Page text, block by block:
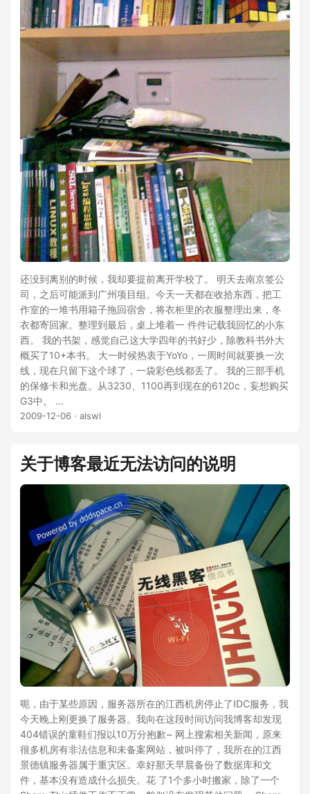
还没到离别的时候，我却要提前离开学校了。 明天去南京签公
司，之后可能派到广州项目组。今天一天都在收拾东西，把工
作室的一堆书用箱子拖回宿舍，将衣柜里的衣服整理出来，冬
衣都寄回家。整理到最后，桌上堆着一 件件记载我回忆的小东
西。 我的书架，感觉自己这大学四年的书好少，除教科书外大
概买了10+本书。 大一时候热衷于YoYo，一周时间就要换一次
线，现在只留下这个球了，一袋彩色线都丢了。 我的三部手机
的保修卡和光盘。从3230、1100再到现在的6120c，妄想购买
G3中。 ...
2009-12-06 · alswl
关于博客最近无法访问的说明
呃，由于某些原因，服务器所在的江西机房停止了IDC服务，我
今天晚上刚更换了服务器。我向在这段时间访问我博客却发现
404错误的童鞋们报以10万分抱歉~ 网上搜索相关新闻，原来
很多机房有非法信息和未备案网站，被叫停了，我所在的江西
景德镇服务器属于重灾区。幸好那天早晨备份了数据库和文
件，基本没有造成什么损失。花 了1个多小时搬家，除了一个